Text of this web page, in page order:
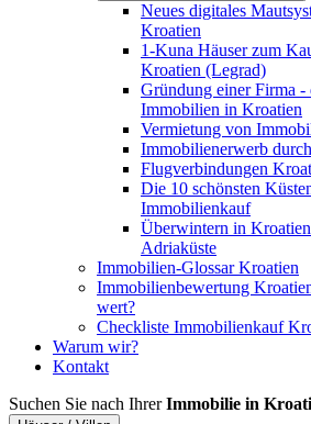
Neues digitales
Kroatien
1-Kuna Häuser zum
Kroatien (Legrad)
Gründung einer Firma
Immobilien in Kroatien
Vermietung von
Immobilienerwerb
Flugverbindungen
Die 10 schönsten
Immobilienkauf
Überwintern in
Adriaküste
Immobilien-Glossar Kroatien
Immobilienbewertung
wert?
Checkliste Immobilienkauf
Warum wir?
Kontakt
Suchen Sie nach IhrerImmobilie in